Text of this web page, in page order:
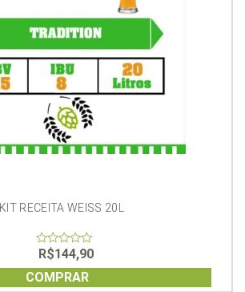
KIT RECEITA WEISS 20L
0
out
of
5
R$144,90
COMPRAR